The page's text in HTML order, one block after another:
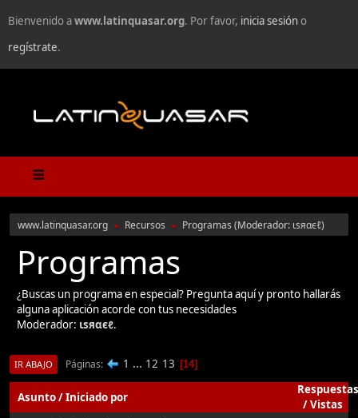
Bienvenido awww.latinquasar.org. Por favor, inicia sesióno
regístrate.
www.latinquasar.org ► Recursos ► Programas (Moderador: ιѕяαєℓ)
Programas
¿Buscas un programa en especial? Pregunta aquí y pronto hallarás
alguna aplicación acorde con tus necesidades
Moderador: ιѕяαєℓ.
IR ABAJO Páginas 1 ... 12 13 14
Asunto/Iniciado por
/Vistas